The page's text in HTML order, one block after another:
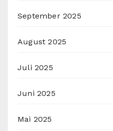
September 2025
August 2025
Juli 2025
Juni 2025
Mai 2025